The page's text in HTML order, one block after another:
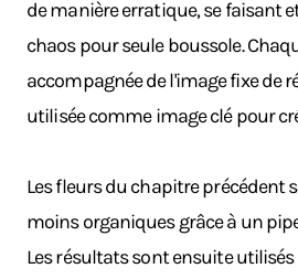
de manière erratique, se faisant
chaos pour seule boussole.
accompagnée de l'image fixe de
utilisée comme image clé pour
Les fleurs du chapitre précédent
moins organiques grâce à un
Les résultats sont ensuite